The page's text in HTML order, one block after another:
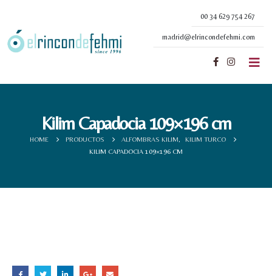
00 34 629 754 267
madrid@elrincondefehmi.com
Kilim Capadocia 109×196 cm
HOME PRODUCTOS ALFOMBRAS KILIM
KILIM TURCO
KILIM CAPADOCIA 109×196 CM